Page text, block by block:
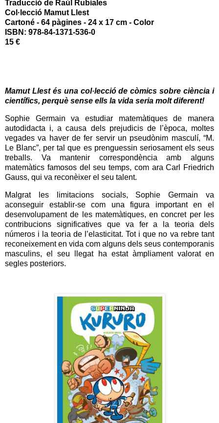
Traducció de Raúl Rubiales
Col·lecció Mamut Llest
Cartoné - 64 pàgines - 24 x 17 cm - Color
ISBN: 978-84-1371-536-0
15 €
Mamut Llest és una col·lecció de còmics sobre ciència i
científics, perquè sense ells la vida seria molt diferent!
Sophie Germain va estudiar matemàtiques de manera
autodidacta i, a causa dels prejudicis de l’època, moltes
vegades va haver de fer servir un pseudònim masculí, “M.
Le Blanc”, per tal que es prenguessin seriosament els seus
treballs. Va mantenir correspondència amb alguns
matemàtics famosos del seu temps, com ara Carl Friedrich
Gauss, qui va reconèixer el seu talent.
Malgrat les limitacions socials, Sophie Germain va
aconseguir establir-se com una figura important en el
desenvolupament de les matemàtiques, en concret per les
contribucions significatives que va fer a la teoria dels
números i la teoria de l’elasticitat. Tot i que no va rebre tant
reconeixement en vida com alguns dels seus contemporanis
masculins, el seu llegat ha estat àmpliament valorat en
segles posteriors.